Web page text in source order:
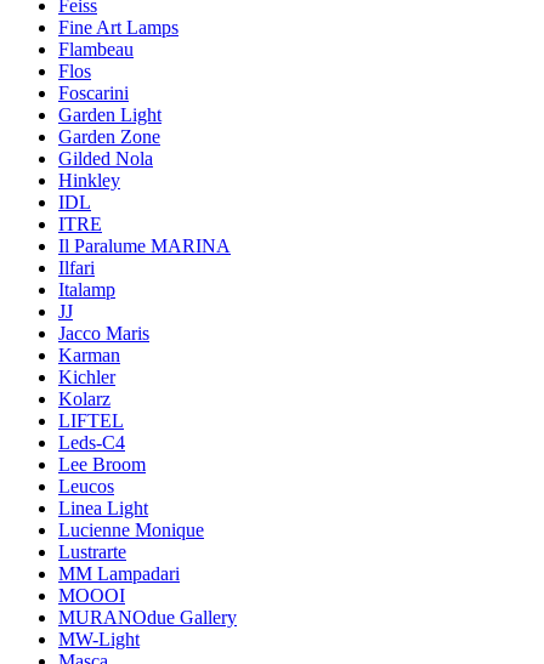
Feiss
Fine Art Lamps
Flambeau
Flos
Foscarini
Garden Light
Garden Zone
Gilded Nola
Hinkley
IDL
ITRE
Il Paralume MARINA
Ilfari
Italamp
JJ
Jacco Maris
Karman
Kichler
Kolarz
LIFTEL
Leds-C4
Lee Broom
Leucos
Linea Light
Lucienne Monique
Lustrarte
MM Lampadari
MOOOI
MURANOdue Gallery
MW-Light